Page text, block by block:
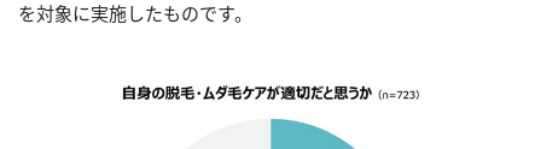
を対象に実施したものです。